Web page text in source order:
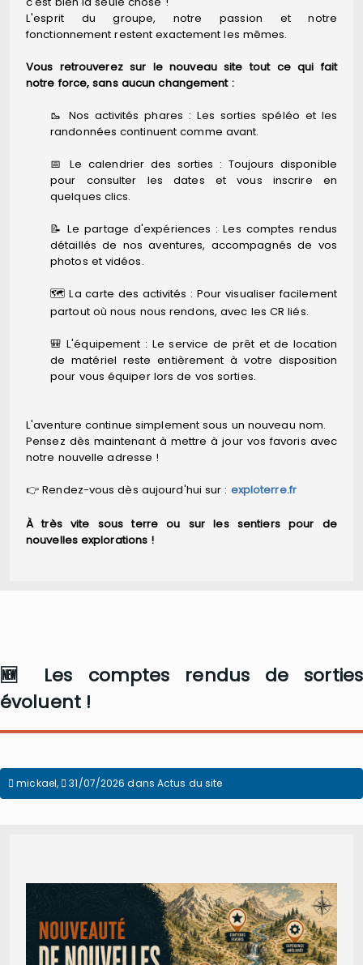
L'esprit du groupe, notre passion et notre
fonctionnement restent exactement les mêmes.
Vous retrouverez sur le nouveau site tout ce qui fait
notre force, sans aucun changement :
🥾 Nos activités phares : Les sorties spéléo et les
randonnées continuent comme avant.
📅 Le calendrier des sorties : Toujours disponible
pour consulter les dates et vous inscrire en
quelques clics.
📝 Le partage d'expériences : Les comptes rendus
détaillés de nos aventures, accompagnés de vos
photos et vidéos.
🗺️ La carte des activités : Pour visualiser facilement
partout où nous nous rendons, avec les CR liés.
🎒 L'équipement : Le service de prêt et de location
de matériel reste entièrement à votre disposition
pour vous équiper lors de vos sorties.
L'aventure continue simplement sous un nouveau nom.
Pensez dès maintenant à mettre à jour vos favoris avec
notre nouvelle adresse !
👉 Rendez-vous dès aujourd'hui sur : exploterre.fr
À très vite sous terre ou sur les sentiers pour de
nouvelles explorations !
🆕 Les comptes rendus de sorties
évoluent !
mickael, 31/07/2026 dans Actus du site